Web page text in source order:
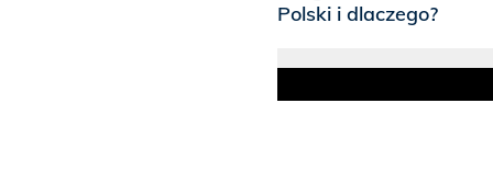
Polski i dlaczego?